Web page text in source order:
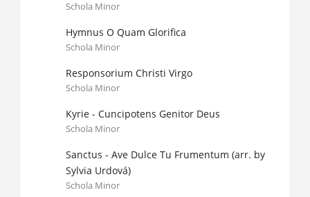
Schola Minor
Hymnus O Quam Glorifica
Schola Minor
Responsorium Christi Virgo
Schola Minor
Kyrie - Cuncipotens Genitor Deus
Schola Minor
Sanctus - Ave Dulce Tu Frumentum (arr. by
Sylvia Urdová)
Schola Minor